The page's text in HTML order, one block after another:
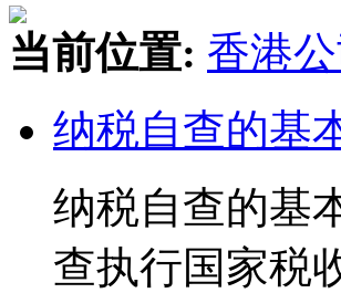
当前位置: 香港
纳税自查的基
纳税自查的基
查执行国家税